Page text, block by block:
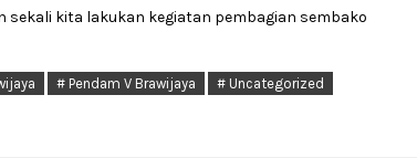
sekali kita lakukan kegiatan pembagian sembako
# Pendam V Brawijaya # Uncategorized